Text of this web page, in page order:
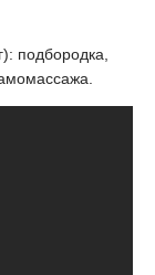
подбородка,